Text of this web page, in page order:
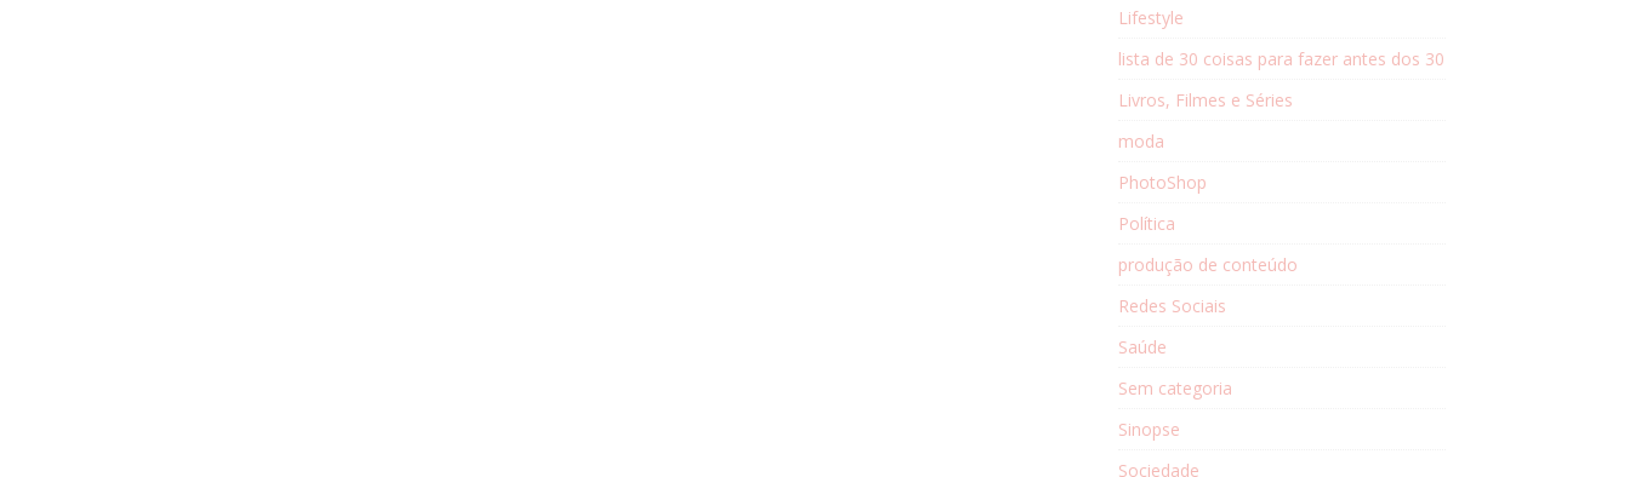
Lifestyle
lista de 30 coisas para fazer antes dos 30
Livros, Filmes e Séries
moda
PhotoShop
Política
produção de conteúdo
Redes Sociais
Saúde
Sem categoria
Sinopse
Sociedade